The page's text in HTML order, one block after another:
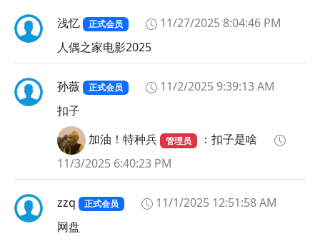
浅忆 正式会员
11/27/2025 8:04:46 PM
人偶之家电影2025
孙薇 正式会员
11/2/2025 9:39:13 AM
扣子
加油！特种兵
管理员
：扣子是啥
11/3/2025 6:40:23 PM
zzq 正式会员
11/1/2025 12:51:58 AM
网盘